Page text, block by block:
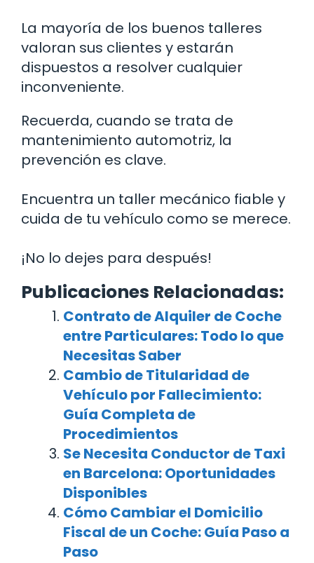
La mayoría de los buenos talleres
valoran sus clientes y estarán
dispuestos a resolver cualquier
inconveniente.
Recuerda, cuando se trata de
mantenimiento automotriz, la
prevención es clave.
Encuentra un taller mecánico fiable y
cuida de tu vehículo como se merece.
¡No lo dejes para después!
Publicaciones Relacionadas:
Contrato de Alquiler de Coche
entre Particulares: Todo lo que
Necesitas Saber
Cambio de Titularidad de
Vehículo por Fallecimiento:
Guía Completa de
Procedimientos
Se Necesita Conductor de Taxi
en Barcelona: Oportunidades
Disponibles
Cómo Cambiar el Domicilio
Fiscal de un Coche: Guía Paso a
Paso